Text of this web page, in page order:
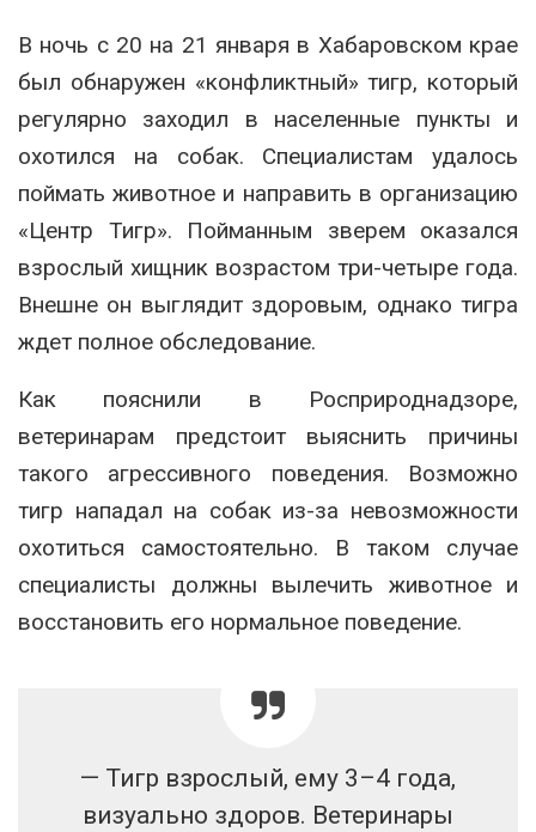
В ночь с 20 на 21 января в Хабаровском крае
был обнаружен «конфликтный» тигр, который
регулярно заходил в населенные пункты и
охотился на собак. Специалистам удалось
поймать животное и направить в организацию
«Центр Тигр». Пойманным зверем оказался
взрослый хищник возрастом три-четыре года.
Внешне он выглядит здоровым, однако тигра
ждет полное обследование.
Как пояснили в Росприроднадзоре,
ветеринарам предстоит выяснить причины
такого агрессивного поведения. Возможно
тигр нападал на собак из-за невозможности
охотиться самостоятельно. В таком случае
специалисты должны вылечить животное и
восстановить его нормальное поведение.
— Тигр взрослый, ему 3–4 года,
визуально здоров. Ветеринары